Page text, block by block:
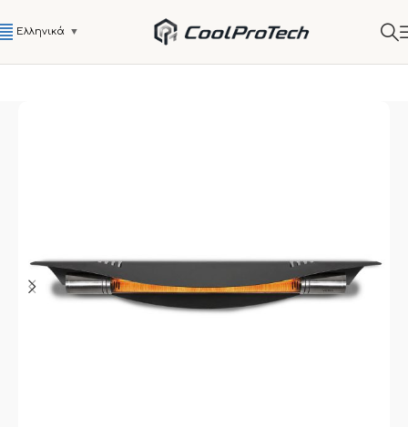
Ελληνικά ▼